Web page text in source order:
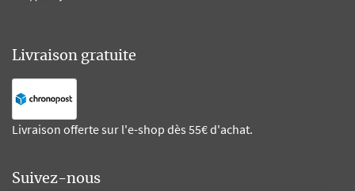
Livraison gratuite
Livraison offerte sur l'e-shop dès 55€ d'achat.
Suivez-nous